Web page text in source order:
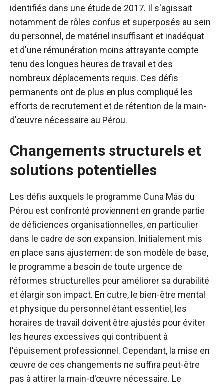
identifiés dans une étude de 2017. Il s'agissait
notamment de rôles confus et superposés au sein
du personnel, de matériel insuffisant et inadéquat
et d'une rémunération moins attrayante compte
tenu des longues heures de travail et des
nombreux déplacements requis. Ces défis
permanents ont de plus en plus compliqué les
efforts de recrutement et de rétention de la main-
d'œuvre nécessaire au Pérou.
Changements structurels et
solutions potentielles
Les défis auxquels le programme Cuna Más du
Pérou est confronté proviennent en grande partie
de déficiences organisationnelles, en particulier
dans le cadre de son expansion. Initialement mis
en place sans ajustement de son modèle de base,
le programme a besoin de toute urgence de
réformes structurelles pour améliorer sa durabilité
et élargir son impact. En outre, le bien-être mental
et physique du personnel étant essentiel, les
horaires de travail doivent être ajustés pour éviter
les heures excessives qui contribuent à
l'épuisement professionnel. Cependant, la mise en
œuvre de ces changements ne suffira peut-être
pas à attirer la main-d'œuvre nécessaire. Le